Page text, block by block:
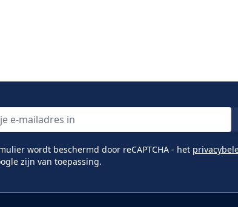
wordt beschermd door reCAPTCHA - het
zijn van toepassing.